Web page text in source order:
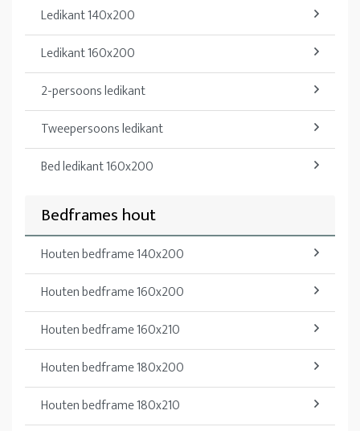
Ledikant 140x200
Ledikant 160x200
2-persoons ledikant
Tweepersoons ledikant
Bed ledikant 160x200
Bedframes hout
Houten bedframe 140x200
Houten bedframe 160x200
Houten bedframe 160x210
Houten bedframe 180x200
Houten bedframe 180x210